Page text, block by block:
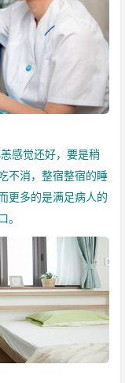
感觉还好，要是稍
不消，整宿整宿的睡
更多的是满足病人的
。